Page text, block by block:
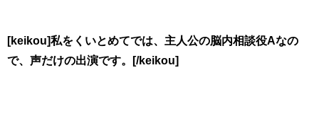
[keikou]私をくいとめてでは、主人公の脳内相談役Aなの
で、声だけの出演です。[/keikou]